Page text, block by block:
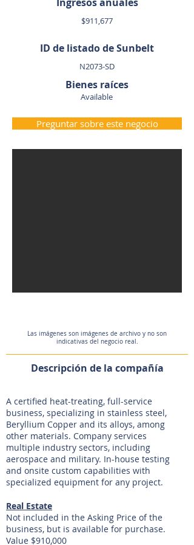
$911,677
ID de listado de Sunbelt
N2073-SD
Bienes raíces
Available
Preguntar sobre este negocio
Las imágenes son imágenes de archivo y no son
indicativas del negocio real.
Descripción de la compañía
A certified heat-treating, full-service
business, specializing in stainless steel,
Beryllium Copper and its alloys, among
other materials. Company services
multiple industry sectors, including
aerospace and military. In-house testing
and onsite custom capabilities with
specialized equipment for any project.
Real Estate
Not included in the Asking Price of the
business, but is available for purchase.
Value $910,000